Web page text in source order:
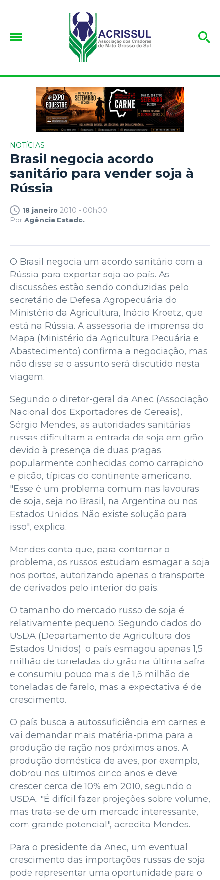
NOTÍCIAS
Brasil negocia acordo
sanitário para vender soja à
Rússia
18 janeiro 2010 - 00h00
Por Agência Estado.
O Brasil negocia um acordo sanitário com a
Rússia para exportar soja ao país. As
discussões estão sendo conduzidas pelo
secretário de Defesa Agropecuária do
Ministério da Agricultura, Inácio Kroetz, que
está na Rússia. A assessoria de imprensa do
Mapa (Ministério da Agricultura Pecuária e
Abastecimento) confirma a negociação, mas
não disse se o assunto será discutido nesta
viagem.
Segundo o diretor-geral da Anec (Associação
Nacional dos Exportadores de Cereais),
Sérgio Mendes, as autoridades sanitárias
russas dificultam a entrada de soja em grão
devido à presença de duas pragas
popularmente conhecidas como carrapicho
e picão, típicas do continente americano.
"Esse é um problema comum nas lavouras
de soja, seja no Brasil, na Argentina ou nos
Estados Unidos. Não existe solução para
isso", explica.
Mendes conta que, para contornar o
problema, os russos estudam esmagar a soja
nos portos, autorizando apenas o transporte
de derivados pelo interior do país.
O tamanho do mercado russo de soja é
relativamente pequeno. Segundo dados do
USDA (Departamento de Agricultura dos
Estados Unidos), o país esmagou apenas 1,5
milhão de toneladas do grão na última safra
e consumiu pouco mais de 1,6 milhão de
toneladas de farelo, mas a expectativa é de
crescimento.
O país busca a autossuficiência em carnes e
vai demandar mais matéria-prima para a
produção de ração nos próximos anos. A
produção doméstica de aves, por exemplo,
dobrou nos últimos cinco anos e deve
crescer cerca de 10% em 2010, segundo o
USDA. "É difícil fazer projeções sobre volume,
mas trata-se de um mercado interessante,
com grande potencial", acredita Mendes.
Para o presidente da Anec, um eventual
crescimento das importações russas de soja
pode representar uma oportunidade para o